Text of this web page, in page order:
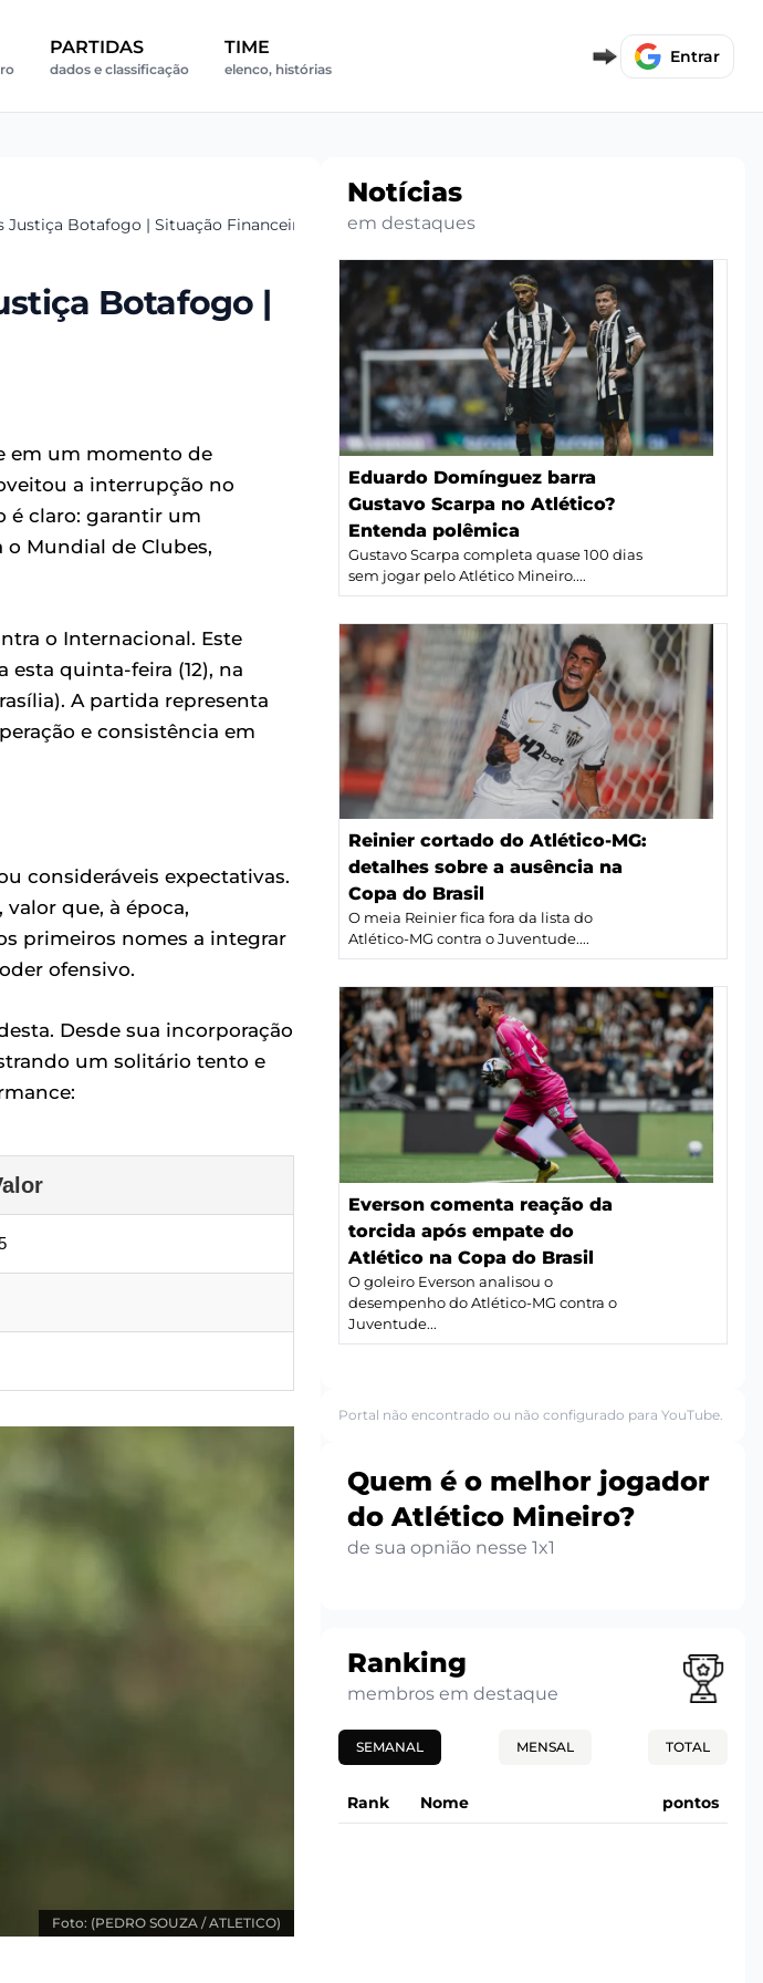
PARTIDAS
dados e classificação
TIME
elenco, histórias
Entrar
Botafogo | Situação Financeira Galo
Botafogo |
em um momento de
a interrupção no
é claro: garantir um
Mundial de Clubes,
o Internacional. Este
esta quinta-feira (12), na
A partida representa
e consistência em
consideráveis expectativas.
que, à época,
primeiros nomes a integrar
ofensivo.
Desde sua incorporação
um solitário tento e
Foto: (PEDRO SOUZA / ATLETICO)
Notícias
em destaques
Eduardo Domínguez barra
Gustavo Scarpa no Atlético?
Entenda polêmica
Gustavo Scarpa completa quase 100 dias
sem jogar pelo Atlético Mineiro....
Reinier cortado do Atlético-MG:
detalhes sobre a ausência na
Copa do Brasil
O meia Reinier fica fora da lista do
Atlético-MG contra o Juventude....
Everson comenta reação da
torcida após empate do
Atlético na Copa do Brasil
O goleiro Everson analisou o
desempenho do Atlético-MG contra o
Juventude...
Portal não encontrado ou não configurado para YouTube.
Quem é o melhor jogador
do Atlético Mineiro?
de sua opnião nesse 1x1
Ranking
membros em destaque
SEMANAL MENSAL TOTAL
Rank Nome pontos